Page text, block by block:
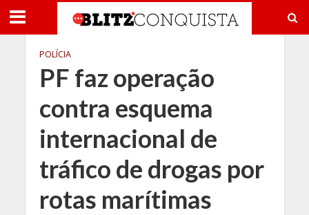
POLÍCIA
PF faz operação
contra esquema
internacional de
tráfico de drogas por
rotas marítimas